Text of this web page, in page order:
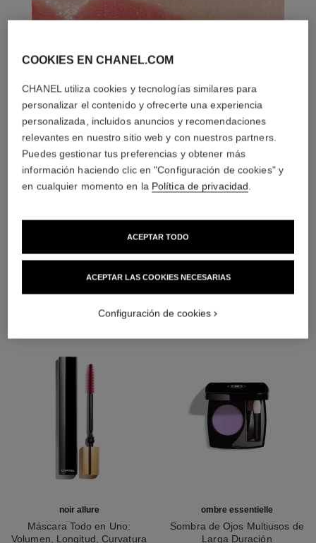
LA COMBINACIÓN PERFECTA
noir allure
Máscara Todo en Uno:
Volumen, Longitud, Curvatura
ombre essentielle
Sombra de Ojos Multiusos de
Larga Duración
COOKIES EN CHANEL.COM
CHANEL utiliza cookies y tecnologías similares para
personalizar el contenido y ofrecerte una experiencia
personalizada, incluidos anuncios y recomendaciones
relevantes en nuestro sitio web y con nuestros partners.
Puedes gestionar tus preferencias y obtener más
información haciendo clic en "Configuración de cookies" y
en cualquier momento en la Política de privacidad.
ACEPTAR LAS COOKIES NECESARIAS
ACEPTAR TODO
Configuración de cookies